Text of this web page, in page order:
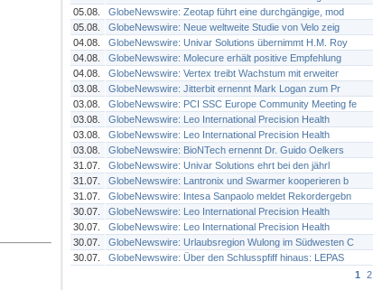
05.08.
GlobeNewswire: Zeotap führt eine durchgängige, mod
05.08.
GlobeNewswire: Neue weltweite Studie von Velo zeig
04.08.
GlobeNewswire: Univar Solutions übernimmt H.M. Roy
04.08.
GlobeNewswire: Molecure erhält positive Empfehlung
04.08.
GlobeNewswire: Vertex treibt Wachstum mit erweiter
03.08.
GlobeNewswire: Jitterbit ernennt Mark Logan zum Pr
03.08.
GlobeNewswire: PCI SSC Europe Community Meeting fe
03.08.
GlobeNewswire: Leo International Precision Health
03.08.
GlobeNewswire: Leo International Precision Health
03.08.
GlobeNewswire: BioNTech ernennt Dr. Guido Oelkers
31.07.
GlobeNewswire: Univar Solutions ehrt bei den jährl
31.07.
GlobeNewswire: Lantronix und Swarmer kooperieren b
31.07.
GlobeNewswire: Intesa Sanpaolo meldet Rekordergebn
30.07.
GlobeNewswire: Leo International Precision Health
30.07.
GlobeNewswire: Leo International Precision Health
30.07.
GlobeNewswire: Urlaubsregion Wulong im Südwesten C
30.07.
GlobeNewswire: Über den Schlusspfiff hinaus: LEPAS
1
2